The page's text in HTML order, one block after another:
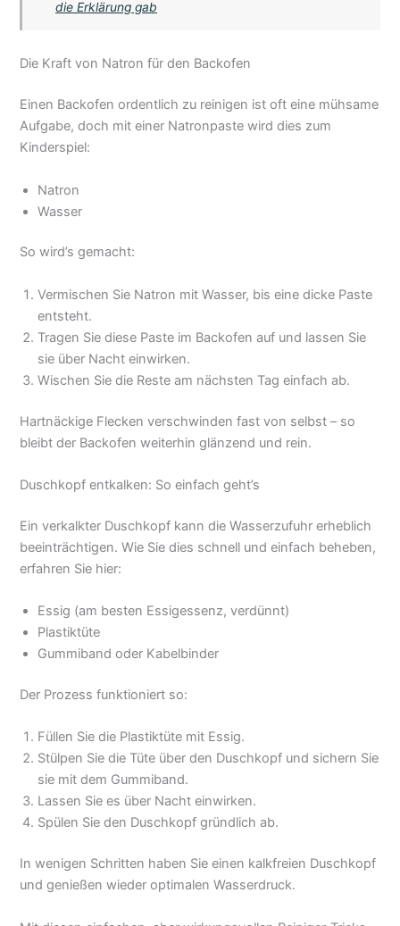
die Erklärung gab
Die Kraft von Natron für den Backofen
Einen Backofen ordentlich zu reinigen ist oft eine mühsame
Aufgabe, doch mit einer Natronpaste wird dies zum
Kinderspiel:
Natron
Wasser
So wird’s gemacht:
Vermischen Sie Natron mit Wasser, bis eine dicke Paste
entsteht.
Tragen Sie diese Paste im Backofen auf und lassen Sie
sie über Nacht einwirken.
Wischen Sie die Reste am nächsten Tag einfach ab.
Hartnäckige Flecken verschwinden fast von selbst – so
bleibt der Backofen weiterhin glänzend und rein.
Duschkopf entkalken: So einfach geht’s
Ein verkalkter Duschkopf kann die Wasserzufuhr erheblich
beeinträchtigen. Wie Sie dies schnell und einfach beheben,
erfahren Sie hier:
Essig (am besten Essigessenz, verdünnt)
Plastiktüte
Gummiband oder Kabelbinder
Der Prozess funktioniert so:
Füllen Sie die Plastiktüte mit Essig.
Stülpen Sie die Tüte über den Duschkopf und sichern Sie
sie mit dem Gummiband.
Lassen Sie es über Nacht einwirken.
Spülen Sie den Duschkopf gründlich ab.
In wenigen Schritten haben Sie einen kalkfreien Duschkopf
und genießen wieder optimalen Wasserdruck.